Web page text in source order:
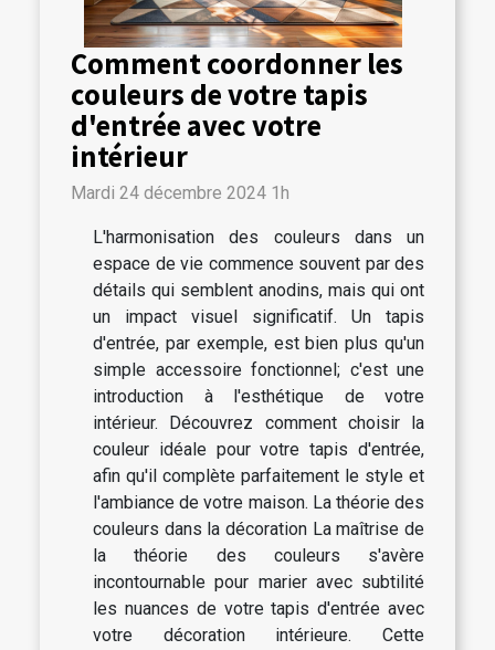
Comment coordonner les
couleurs de votre tapis
d'entrée avec votre
intérieur
Mardi 24 décembre 2024 1h
L'harmonisation des couleurs dans un
espace de vie commence souvent par des
détails qui semblent anodins, mais qui ont
un impact visuel significatif. Un tapis
d'entrée, par exemple, est bien plus qu'un
simple accessoire fonctionnel; c'est une
introduction à l'esthétique de votre
intérieur. Découvrez comment choisir la
couleur idéale pour votre tapis d'entrée,
afin qu'il complète parfaitement le style et
l'ambiance de votre maison. La théorie des
couleurs dans la décoration La maîtrise de
la théorie des couleurs s'avère
incontournable pour marier avec subtilité
les nuances de votre tapis d'entrée avec
votre décoration intérieure. Cette